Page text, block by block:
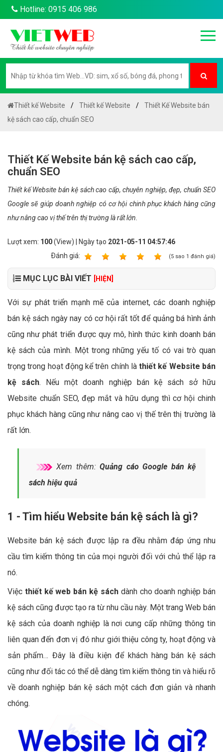
Hotline: 0915 406 986
Thiết kế Website Thiết kế Website
Thiết Kế Website bán
kệ sách cao cấp, chuẩn SEO
Thiết Kế Website bán kệ sách cao cấp,
chuẩn SEO
Thiết kế Website bán kệ sách cao cấp, chuyên nghiệp, đẹp, chuẩn SEO
Google sẽ giúp doanh nghiệp có cơ hội chinh phục khách hàng cũng
như nâng cao vị thế trên thị trường là rất lớn.
Lượt xem: 100(View) | Ngày tạo 2021-05-11 04:57:46
Ðánh giá:
(5 sao 1 đánh giá)
MỤC LỤC BÀI VIẾT [HIỆN]
Với sự phát triển mạnh mẽ của internet, các doanh nghiệp
bán kệ sách ngày nay có cơ hội rất tốt để quảng bá hình ảnh
cũng như phát triển được quy mô, hình thức kinh doanh bán
kệ sách của mình. Một trong những yếu tố có vai trò quan
trọng trong hoạt động kể trên chính làthiết kế Website bán
kệ sách. Nếu một doanh nghiệp bán kệ sách sở hữu
Website chuẩn SEO, đẹp mắt và hữu dụng thì cơ hội chinh
phục khách hàng cũng như nâng cao vị thế trên thị trường là
rất lớn.
Xem thêm:Quảng cáo Google bán kệ
sách hiệu quả
1 - Tìm hiểu Website bán kệ sách là gì?
Website bán kệ sách được lập ra đều nhằm đáp ứng nhu
cầu tìm kiếm thông tin của mọi người đối với chủ thể lập ra
nó.
Việc thiết kế web bán kệ sáchdành cho doanh nghiệp bán
kệ sách cũng được tạo ra từ nhu cầu này. Một trang Web bán
kệ sách của doanh nghiệp là nơi cung cấp những thông tin
liên quan đến đơn vị đó như giới thiệu công ty, hoạt động và
sản phẩm… Đây là điều kiện để khách hàng bán kệ sách
cũng như đối tác có thể dễ dàng tìm kiếm thông tin và hiểu rõ
về doanh nghiệp bán kệ sách một cách đơn giản và nhanh
chóng.